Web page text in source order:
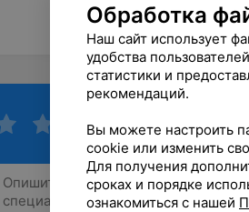
Обработка
Наш сайт использует
удобства
статистики и
рекомендаций.
Вы можете настроить
cookie или изменить
Для получения
сроках и порядке
ознакомиться с нашей